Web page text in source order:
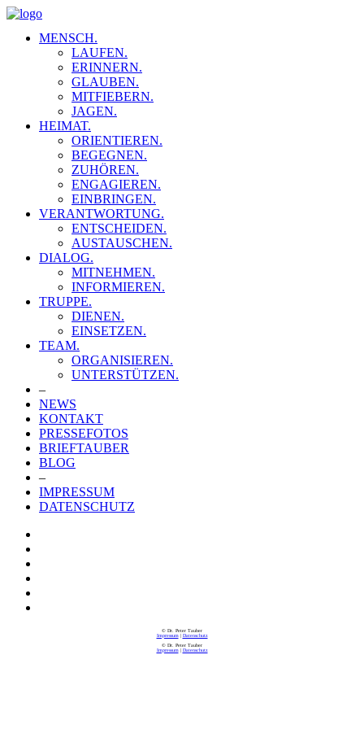
MENSCH.
LAUFEN.
ERINNERN.
GLAUBEN.
MITFIEBERN.
JAGEN.
HEIMAT.
ORIENTIEREN.
BEGEGNEN.
ZUHÖREN.
ENGAGIEREN.
EINBRINGEN.
VERANTWORTUNG.
ENTSCHEIDEN.
AUSTAUSCHEN.
DIALOG.
MITNEHMEN.
INFORMIEREN.
TRUPPE.
DIENEN.
EINSETZEN.
TEAM.
ORGANISIEREN.
UNTERSTÜTZEN.
–
NEWS
KONTAKT
PRESSEFOTOS
BRIEFTAUBER
BLOG
–
IMPRESSUM
DATENSCHUTZ
© Dr. Peter Tauber
Impressum| Datenschutz
© Dr. Peter Tauber
Impressum| Datenschutz